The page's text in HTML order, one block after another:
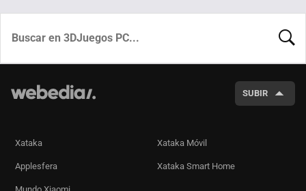
SUBIR
Xataka Xataka Móvil
Applesfera Xataka Smart Home